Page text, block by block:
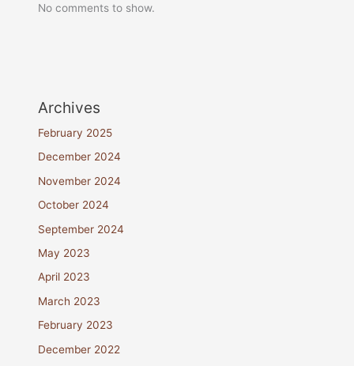
No comments to show.
Archives
February 2025
December 2024
November 2024
October 2024
September 2024
May 2023
April 2023
March 2023
February 2023
December 2022